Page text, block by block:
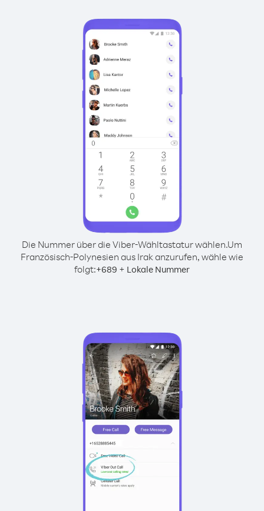
Die Nummer über die Viber-Wähltastatur wählen.Um
Französisch-Polynesien aus Irak anzurufen, wähle wie
folgt:+689 + Lokale Nummer